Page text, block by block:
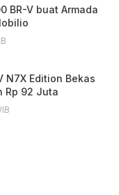
BR-V buat Armada
N7X Edition Bekas
Rp 92 Juta